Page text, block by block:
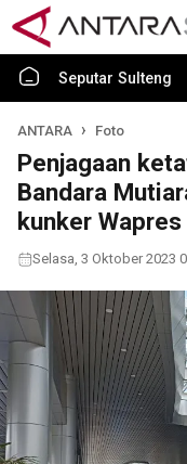
Seputar Sulteng
ANTARA Foto
Penjagaan
Bandara
kunker Wapres
Selasa, 3 Oktober 2023